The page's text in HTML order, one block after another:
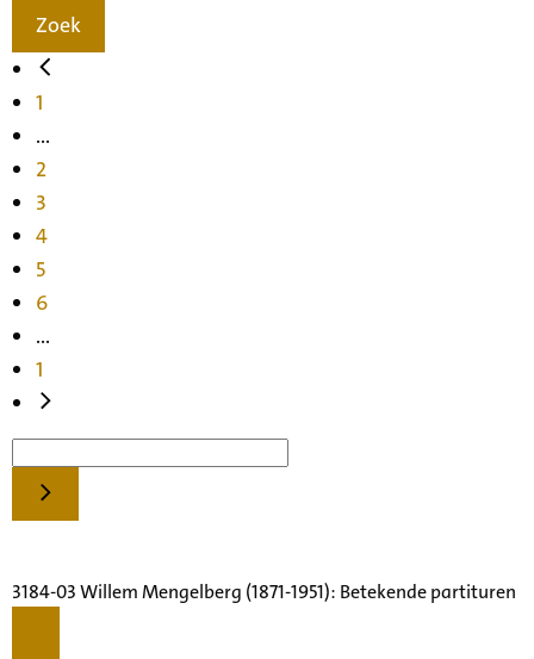
Zoek
1
...
2
3
4
5
6
...
1
3184-03 Willem Mengelberg (1871-1951): Betekende partituren